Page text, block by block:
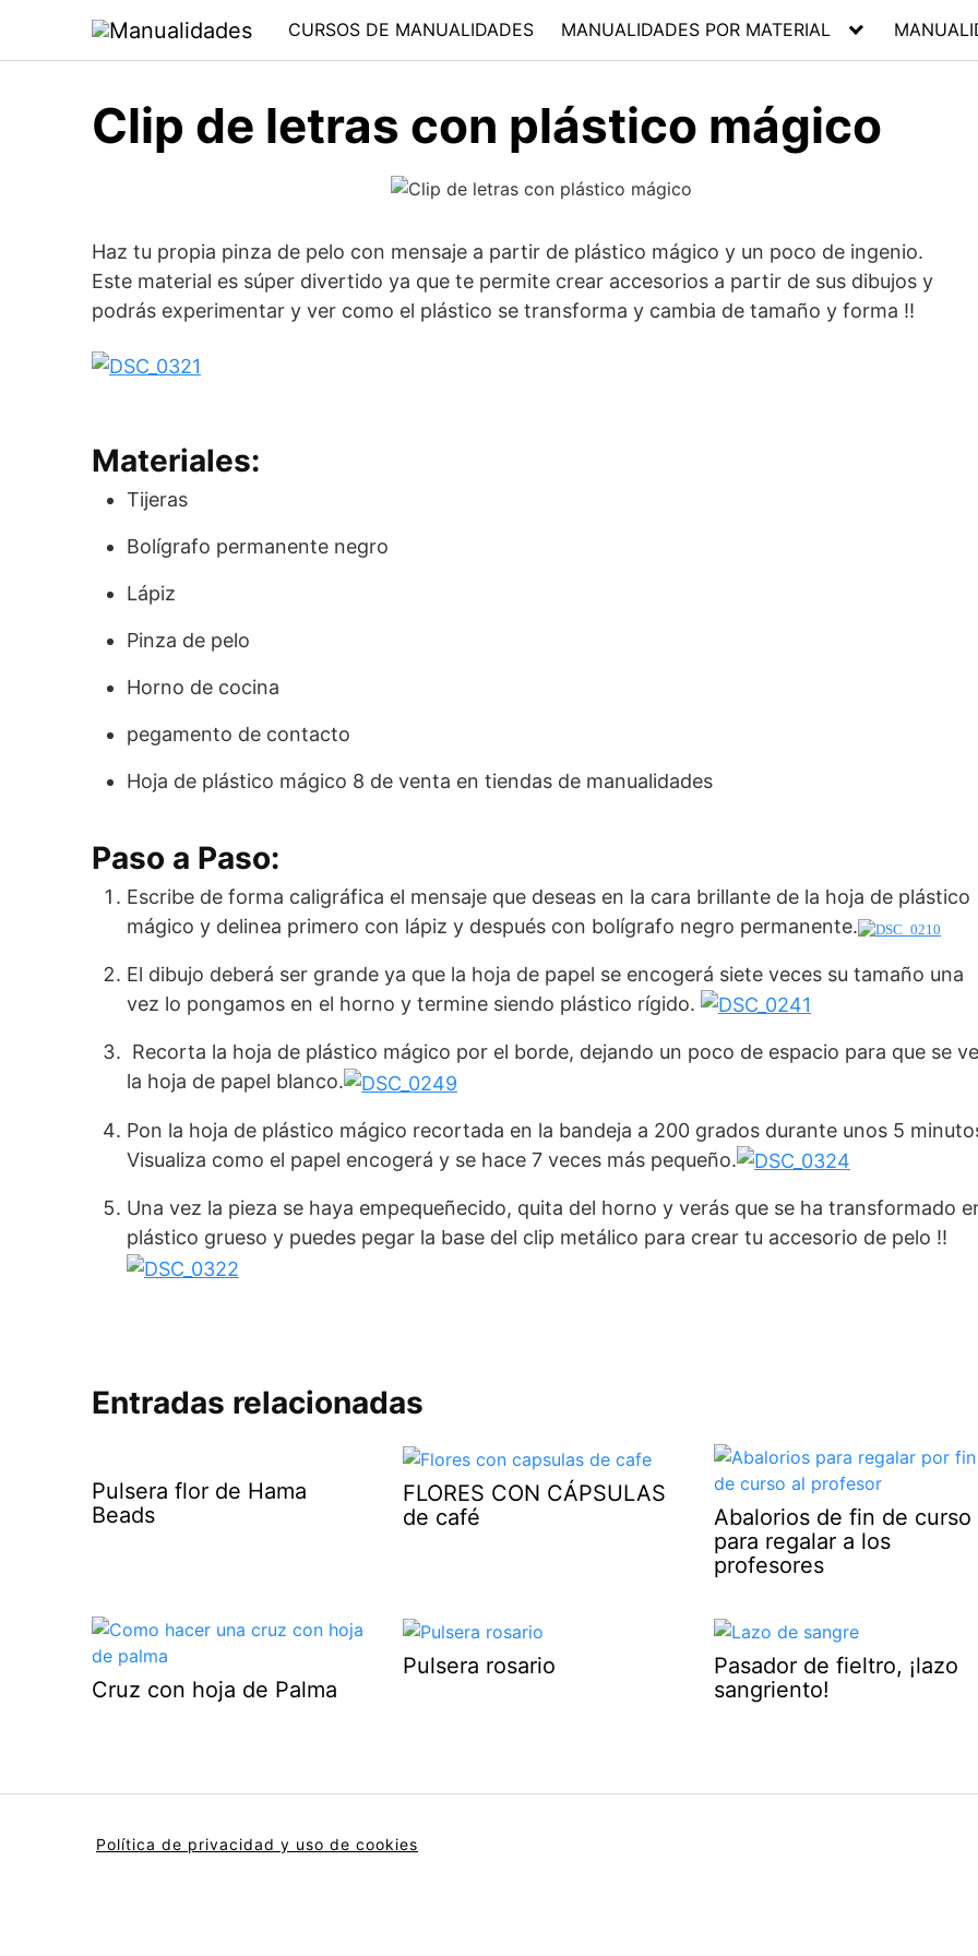
contenido
CURSOS DE MANUALIDADES MANUALIDADES POR MATERIAL
Clip de letras con plástico mágico
Haz tu propia pinza de pelo con mensaje a partir de plástico mágico y un poco de ingenio.
Este material es súper divertido ya que te permite crear accesorios a partir de sus dibujos y
podrás experimentar y ver como el plástico se transforma y cambia de tamaño y forma !!
Materiales:
Tijeras
Bolígrafo permanente negro
Lápiz
Pinza de pelo
Horno de cocina
pegamento de contacto
Hoja de plástico mágico 8 de venta en tiendas de manualidades
Paso a Paso:
Escribe de forma caligráfica el mensaje que deseas en la cara brillante de la hoja de plástico
mágico y delinea primero con lápiz y después con bolígrafo negro permanente.
El dibujo deberá ser grande ya que la hoja de papel se encogerá siete veces su tamaño una
vez lo pongamos en el horno y termine siendo plástico rígido.
Recorta la hoja de plástico mágico por el borde, dejando un poco de espacio para que se
la hoja de papel blanco.
Pon la hoja de plástico mágico recortada en la bandeja a 200 grados durante unos 5
Visualiza como el papel encogerá y se hace 7 veces más pequeño.
Una vez la pieza se haya empequeñecido, quita del horno y verás que se ha transformado
plástico grueso y puedes pegar la base del clip metálico para crear tu accesorio de pelo !!
Entradas relacionadas
Pulsera flor de Hama
Beads
FLORES CON CÁPSULAS
de café
Abalorios de fin de curso
para regalar a los
profesores
Cruz con hoja de Palma
Pulsera rosario
Pasador de fieltro, ¡lazo
sangriento!
Política de privacidad y uso de cookies